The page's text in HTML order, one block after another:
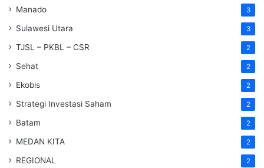
Manado 3
Sulawesi Utara 3
TJSL – PKBL – CSR 2
Sehat 2
Ekobis 2
Strategi Investasi Saham 2
Batam 2
MEDAN KITA 2
REGIONAL 2